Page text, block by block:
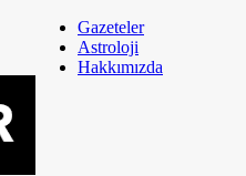
Gazeteler
Astroloji
Hakkımızda